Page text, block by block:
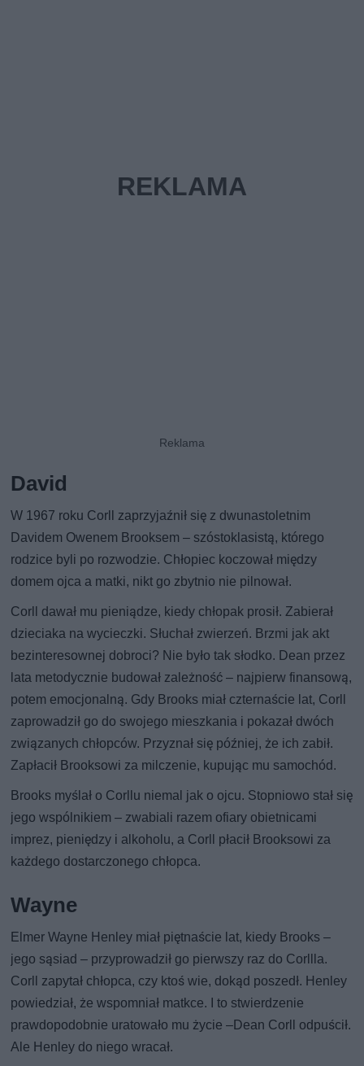
David
W 1967 roku Corll zaprzyjaźnił się z dwunastoletnim
Davidem Owenеm Brooksem – szóstoklasistą, którego
rodzice byli po rozwodzie. Chłopiec koczował między
domem ojca a matki, nikt go zbytnio nie pilnował.
Corll dawał mu pieniądze, kiedy chłopak prosił. Zabierał
dzieciaka na wycieczki. Słuchał zwierzeń. Brzmi jak akt
bezinteresownej dobroci? Nie było tak słodko. Dean przez
lata metodycznie budował zależność – najpierw finansową,
potem emocjonalną. Gdy Brooks miał czternaście lat, Corll
zaprowadził go do swojego mieszkania i pokazał dwóch
związanych chłopców. Przyznał się później, że ich zabił.
Zapłacił Brooksowi za milczenie, kupując mu samochód.
Brooks myślał o Corllu niemal jak o ojcu. Stopniowo stał się
jego wspólnikiem – zwabiali razem ofiary obietnicami
imprez, pieniędzy i alkoholu, a Corll płacił Brooksowi za
każdego dostarczonego chłopca.
Wayne
Elmer Wayne Henley miał piętnaście lat, kiedy Brooks –
jego sąsiad – przyprowadził go pierwszy raz do Corllla.
Corll zapytał chłopca, czy ktoś wie, dokąd poszedł. Henley
powiedział, że wspomniał matkce. I to stwierdzenie
prawdopodobnie uratowało mu życie –Dean Corll odpuścił.
Ale Henley do niego wracał.